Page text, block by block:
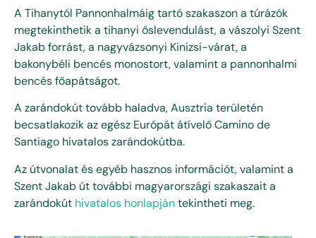
A Tihanytól Pannonhalmáig tartó szakaszon a túrázók
megtekinthetik a tihanyi őslevendulást, a vászolyi Szent
Jakab forrást, a nagyvázsonyi Kinizsi-várat, a
bakonybéli bencés monostort, valamint a pannonhalmi
bencés főapátságot.
A zarándokút tovább haladva, Ausztria területén
becsatlakozik az egész Európát átívelő Camino de
Santiago hivatalos zarándokútba.
Az útvonalat és egyéb hasznos információt, valamint a
Szent Jakab út további magyarországi szakaszait a
zarándokút hivatalos honlapjántekintheti meg.